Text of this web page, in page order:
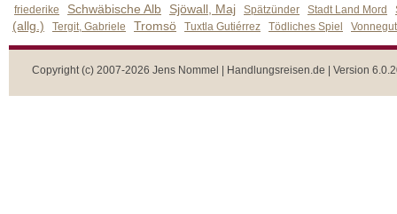
friederike Schwäbische Alb Sjöwall, Maj Spätzünder Stadt Land Mord
(allg.) Tergit, Gabriele Tromsö Tuxtla Gutiérrez Tödliches Spiel
Copyright (c) 2007-2026 Jens Nommel | Handlungsreisen.de | Version